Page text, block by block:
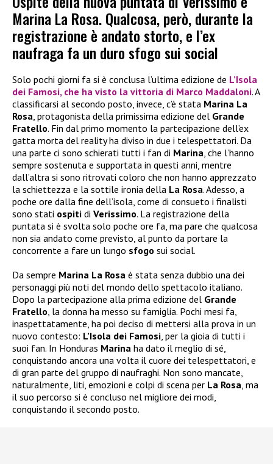
Marina La Rosa. Qualcosa, però, durante la
registrazione è andato storto, e l’ex
naufraga fa un duro sfogo sui social
Solo pochi giorni fa si è conclusa l’ultima edizione de L’Isola
dei Famosi, che ha visto la vittoria di Marco Maddaloni. A
classificarsi al secondo posto, invece, c’è stata Marina La
Rosa, protagonista della primissima edizione del Grande
Fratello. Fin dal primo momento la partecipazione dell’ex
gatta morta del reality ha diviso in due i telespettatori. Da
una parte ci sono schierati tutti i fan di Marina, che l’hanno
sempre sostenuta e supportata in questi anni, mentre
dall’altra si sono ritrovati coloro che non hanno apprezzato
la schiettezza e la sottile ironia della La Rosa. Adesso, a
poche ore dalla fine dell’isola, come di consueto i finalisti
sono stati ospiti di Verissimo. La registrazione della
puntata si è svolta solo poche ore fa, ma pare che qualcosa
non sia andato come previsto, al punto da portare la
concorrente a fare un lungo sfogo sui social.
Da sempre Marina La Rosa è stata senza dubbio una dei
personaggi più noti del mondo dello spettacolo italiano.
Dopo la partecipazione alla prima edizione del Grande
Fratello, la donna ha messo su famiglia. Pochi mesi fa,
inaspettatamente, ha poi deciso di mettersi alla prova in un
nuovo contesto: L’Isola dei Famosi, per la gioia di tutti i
suoi fan. In Honduras Marina ha dato il meglio di sé,
conquistando ancora una volta il cuore dei telespettatori, e
di gran parte del gruppo di naufraghi. Non sono mancate,
naturalmente, liti, emozioni e colpi di scena per La Rosa, ma
il suo percorso si è concluso nel migliore dei modi,
conquistando il secondo posto.